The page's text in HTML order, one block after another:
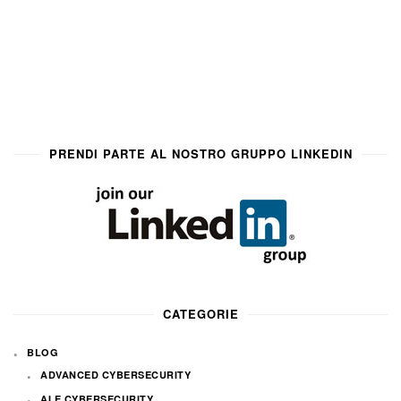
PRENDI PARTE AL NOSTRO GRUPPO LINKEDIN
CATEGORIE
BLOG
ADVANCED CYBERSECURITY